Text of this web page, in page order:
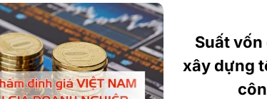
Suất
xây dựng